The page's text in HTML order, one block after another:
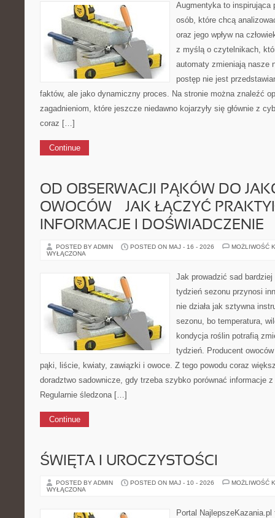
Augmentyka to inspirująca
osób, które chcą
oraz jego wpływ na
z myślą o czytelnikach,
automaty zmieniają nasze
postęp nie jest
faktów, ale jako dynamiczny proces. Na stronie można znaleźć
zagadnieniom, które jeszcze niedawno kojarzyły się głównie z
coraz […]
Continue
OD OBSERWACJI PĄKÓW DO
OWOCÓW — JAK ŁĄCZYĆ
INFORMACJE I DOŚWIADCZENIE
POSTED BY ADMIN POSTED ON MAJ - 16 - 2026
MOŻLIWOŚĆ
WYŁĄCZONA
Jak prowadzić sad
tydzień sezonu przynosi
nie działa jak sztywna
sezonu, bo temperatura,
kondycja roślin potrafią
tydzień. Producent
pąki, liście, kwiaty, zawiązki i owoce. Z tego powodu coraz
doradztwo sadownicze, gdy trzeba szybko porównać informacje z
Regularnie śledzona […]
Continue
ŚWIĘTA I UROCZYSTOŚCI
POSTED BY ADMIN POSTED ON MAJ - 10 - 2026
MOŻLIWOŚĆ
WYŁĄCZONA
Portal